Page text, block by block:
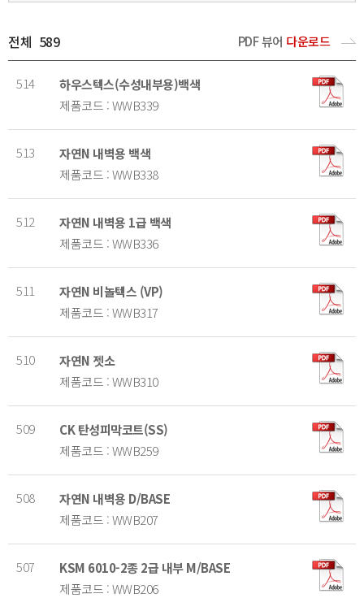
전체 589 PDF 뷰어 다운로드
514
하우스텍스(수성내부용)백색
제품코드 : WWB339
513
자연N 내벽용 백색
제품코드 : WWB338
512
자연N 내벽용 1급 백색
제품코드 : WWB336
511
자연N 비놀텍스 (VP)
제품코드 : WWB317
510
자연N 젯소
제품코드 : WWB310
509
CK 탄성피막코트(SS)
제품코드 : WWB259
508
자연N 내벽용 D/BASE
제품코드 : WWB207
507
KSM 6010-2종 2급 내부 M/BASE
제품코드 : WWB206